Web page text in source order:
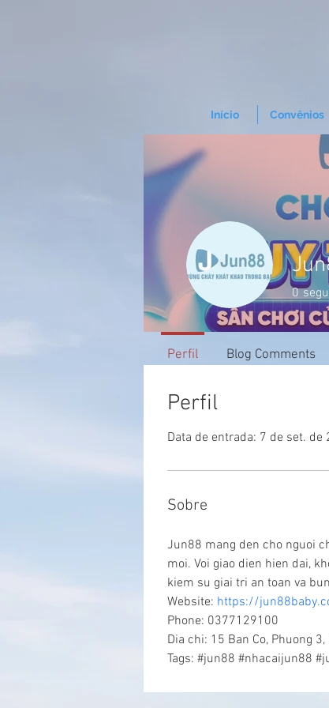
Início Convênios
Perfil
Data de entrada: 7 de set. de
Sobre
Jun88 mang den cho nguoi
moi. Voi giao dien hien dai,
kiem su giai tri an toan va
Website: https://
Phone: 0377129100
Dia chi: 15 Ban Co, Phuong
Tags: #jun88 #nhacaijun88
0
Perfil Blog Comments